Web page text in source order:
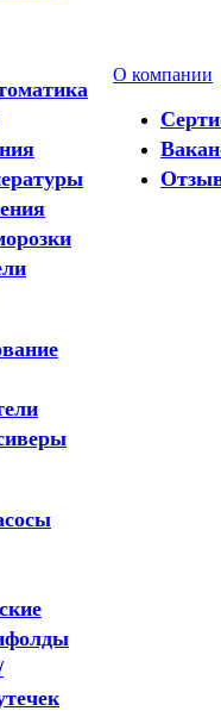
О компании